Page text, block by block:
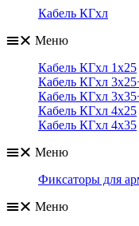
Кабель КГхл
Меню
Кабель КГхл 1х25
Кабель КГхл
Кабель КГхл
Кабель КГхл 4х25
Кабель КГхл 4х35
Меню
Фиксаторы для
Меню